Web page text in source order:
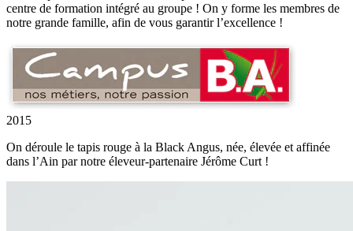
centre de formation intégré au groupe ! On y forme les membres de
notre grande famille, afin de vous garantir l’excellence !
2015
On déroule le tapis rouge à la Black Angus, née, élevée et affinée
dans l’Ain par notre éleveur-partenaire Jérôme Curt !